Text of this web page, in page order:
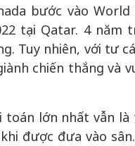
bước vào
tại Qatar. 4
Tuy nhiên, với tư
chiến thắng và
toán lớn nhất vẫn
được đưa vào